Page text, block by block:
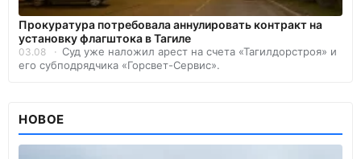
Прокуратура потребовала аннулировать контракт на
установку флагштока в Тагиле
03.08
Суд уже наложил арест на счета «Тагилдорстроя» и
его субподрядчика «Горсвет-Сервис».
НОВОЕ